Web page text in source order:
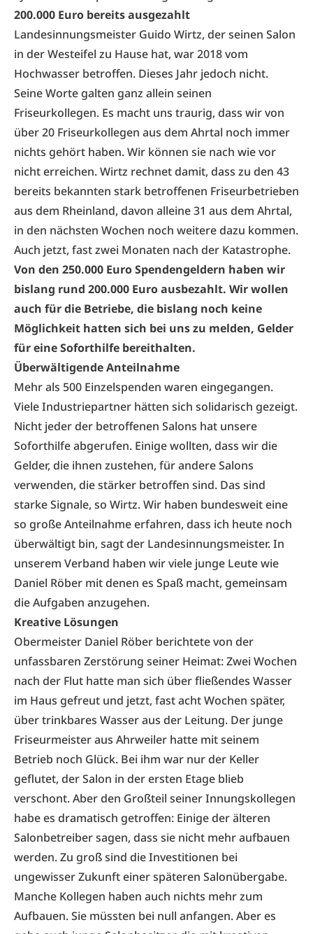
200.000 Euro bereits ausgezahlt
Landesinnungsmeister Guido Wirtz, der seinen Salon
in der Westeifel zu Hause hat, war 2018 vom
Hochwasser betroffen. Dieses Jahr jedoch nicht.
Seine Worte galten ganz allein seinen
Friseurkollegen. Es macht uns traurig, dass wir von
über 20 Friseurkollegen aus dem Ahrtal noch immer
nichts gehört haben. Wir können sie nach wie vor
nicht erreichen. Wirtz rechnet damit, dass zu den 43
bereits bekannten stark betroffenen Friseurbetrieben
aus dem Rheinland, davon alleine 31 aus dem Ahrtal,
in den nächsten Wochen noch weitere dazu kommen.
Auch jetzt, fast zwei Monaten nach der Katastrophe.
Von den 250.000 Euro Spendengeldern haben wir
bislang rund 200.000 Euro ausbezahlt. Wir wollen
auch für die Betriebe, die bislang noch keine
Möglichkeit hatten sich bei uns zu melden, Gelder
für eine Soforthilfe bereithalten.
Überwältigende Anteilnahme
Mehr als 500 Einzelspenden waren eingegangen.
Viele Industriepartner hätten sich solidarisch gezeigt.
Nicht jeder der betroffenen Salons hat unsere
Soforthilfe abgerufen. Einige wollten, dass wir die
Gelder, die ihnen zustehen, für andere Salons
verwenden, die stärker betroffen sind. Das sind
starke Signale, so Wirtz. Wir haben bundesweit eine
so große Anteilnahme erfahren, dass ich heute noch
überwältigt bin, sagt der Landesinnungsmeister. In
unserem Verband haben wir viele junge Leute wie
Daniel Röber mit denen es Spaß macht, gemeinsam
die Aufgaben anzugehen.
Kreative Lösungen
Obermeister Daniel Röber berichtete von der
unfassbaren Zerstörung seiner Heimat: Zwei Wochen
nach der Flut hatte man sich über fließendes Wasser
im Haus gefreut und jetzt, fast acht Wochen später,
über trinkbares Wasser aus der Leitung. Der junge
Friseurmeister aus Ahrweiler hatte mit seinem
Betrieb noch Glück. Bei ihm war nur der Keller
geflutet, der Salon in der ersten Etage blieb
verschont. Aber den Großteil seiner Innungskollegen
habe es dramatisch getroffen: Einige der älteren
Salonbetreiber sagen, dass sie nicht mehr aufbauen
werden. Zu groß sind die Investitionen bei
ungewisser Zukunft einer späteren Salonübergabe.
Manche Kollegen haben auch nichts mehr zum
Aufbauen. Sie müssten bei null anfangen. Aber es